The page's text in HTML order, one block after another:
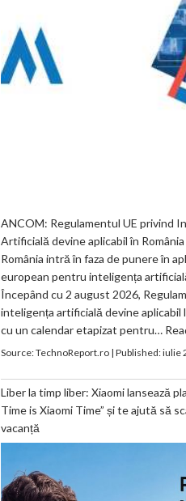
ANCOM: Regulamentul UE privind
Artificială devine aplicabil în
România intră în faza de punere în
european pentru inteligența
Începând cu 2 august 2026,
inteligența artificială devine aplicabil
cu un calendar etapizat pentru…
Source:TechnoReport.ro| Published:iulie
Liber la timp liber: Xiaomi lansează
Time is Xiaomi Time” și te ajută să
vacanță